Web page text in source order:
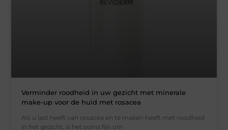
Verminder roodheid in uw gezicht met minerale
make-up voor de huid met rosacea
Als u last heeft van rosacea en te maken heeft met roodheid
in het gezicht, is het soms fijn om